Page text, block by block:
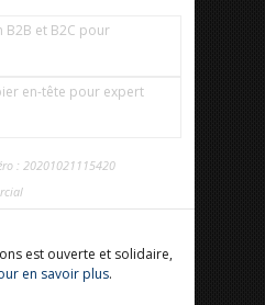
et B2C pour
en-tête pour expert
: 20201021115420
est ouverte et solidaire,
en savoir plus.